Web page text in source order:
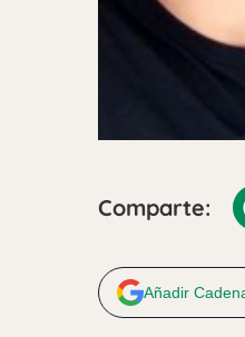
Comparte:
Añadir